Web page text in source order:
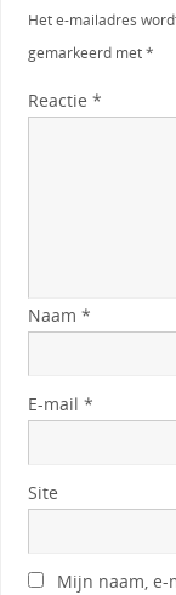
Het e-mailadres
gemarkeerd met*
Reactie *
Naam *
E-mail *
Site
Mijn naam,